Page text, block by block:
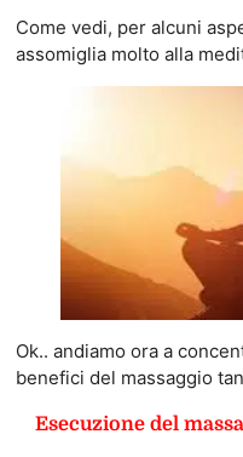
Come vedi, per alcuni
assomiglia molto alla
Ok.. andiamo ora a
benefici del massaggio
Esecuzione del